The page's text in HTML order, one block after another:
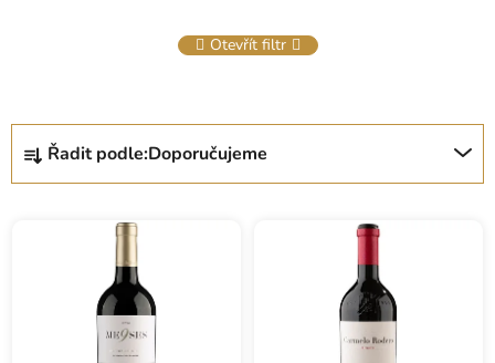
Otevřít filtr
Ř
a
z
Řadit podle:Doporučujeme